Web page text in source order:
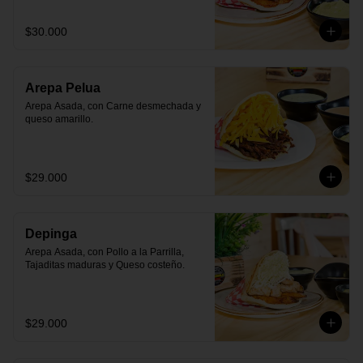
$30.000
Arepa Pelua
Arepa Asada, con Carne desmechada y
queso amarillo.
$29.000
Depinga
Arepa Asada, con Pollo a la Parrilla,
Tajaditas maduras y Queso costeño.
$29.000